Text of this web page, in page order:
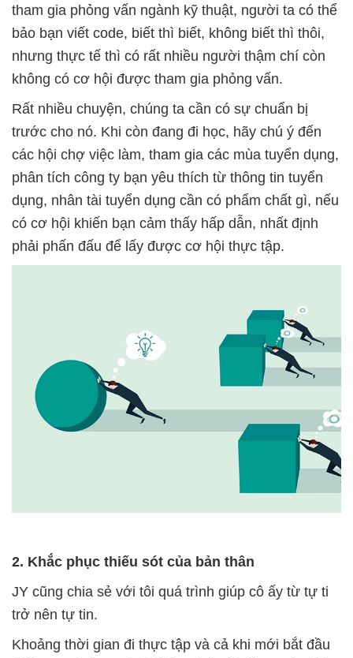
tham gia phỏng vấn ngành kỹ thuật, người ta có thể
bảo bạn viết code, biết thì biết, không biết thì thôi,
nhưng thực tế thì có rất nhiều người thậm chí còn
không có cơ hội được tham gia phỏng vấn.
Rất nhiều chuyện, chúng ta cần có sự chuẩn bị
trước cho nó. Khi còn đang đi học, hãy chú ý đến
các hội chợ việc làm, tham gia các mùa tuyển dụng,
phân tích công ty bạn yêu thích từ thông tin tuyển
dụng, nhân tài tuyển dụng cần có phẩm chất gì, nếu
có cơ hội khiến bạn cảm thấy hấp dẫn, nhất định
phải phấn đấu để lấy được cơ hội thực tập.
2. Khắc phục thiếu sót của bản thân
JY cũng chia sẻ với tôi quá trình giúp cô ấy từ tự ti
trở nên tự tin.
Khoảng thời gian đi thực tập và cả khi mới bắt đầu